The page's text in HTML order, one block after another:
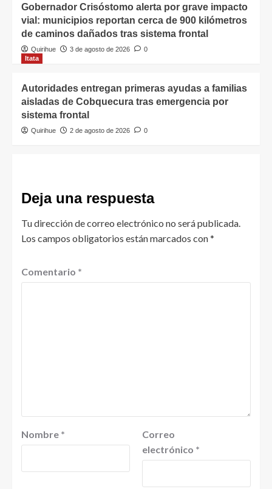
Gobernador Crisóstomo alerta por grave impacto
vial: municipios reportan cerca de 900 kilómetros
de caminos dañados tras sistema frontal
Quirihue 3 de agosto de 2026
0
Itata
Autoridades entregan primeras ayudas a familias
aisladas de Cobquecura tras emergencia por
sistema frontal
Quirihue 2 de agosto de 2026 0
Deja una respuesta
Tu dirección de correo electrónico no será publicada.
Los campos obligatorios están marcados con*
Comentario *
Nombre *
Correo
electrónico *